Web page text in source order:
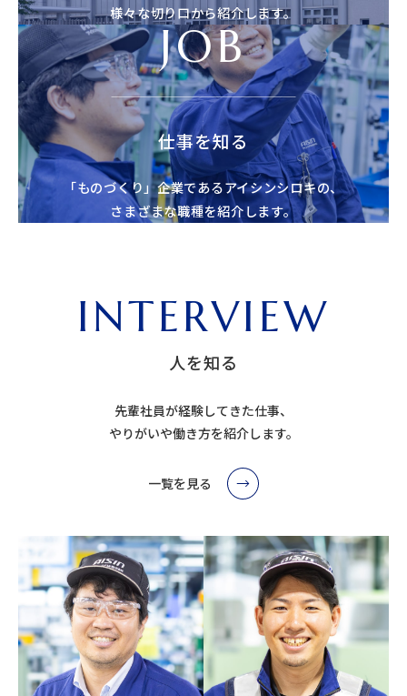
様々な切り口から紹介します。
JOB
仕事を知る
「ものづくり」企業であるアイシンシロキの、
さまざまな職種を紹介します。
INTERVIEW
人を知る
先輩社員が経験してきた仕事、
やりがいや働き方を紹介します。
一覧を見る